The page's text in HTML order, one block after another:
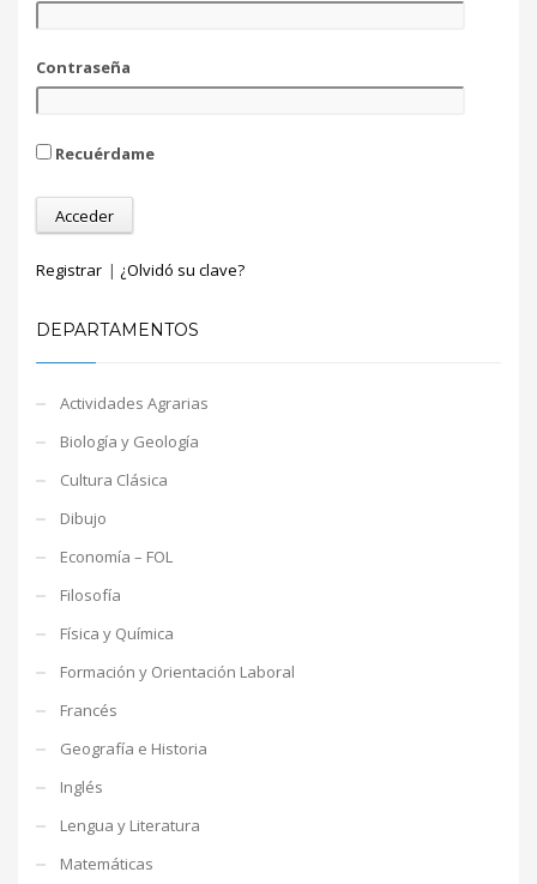
Contraseña
Recuérdame
Registrar | ¿Olvidó su clave?
DEPARTAMENTOS
Actividades Agrarias
Biología y Geología
Cultura Clásica
Dibujo
Economía – FOL
Filosofía
Física y Química
Formación y Orientación Laboral
Francés
Geografía e Historia
Inglés
Lengua y Literatura
Matemáticas